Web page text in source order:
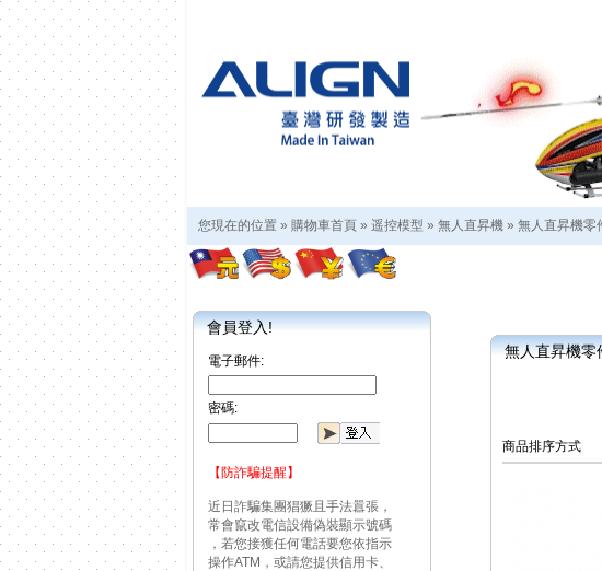
您現在的位置 » 購物車首頁 » 遥控模型 » 無人直昇機 » 無人直昇機零
會員登入!
電子郵件:
密碼:
【防詐騙提醒】
近日詐騙集團猖獗且手法囂張，
常會竄改電信設備偽裝顯示號碼
，若您接獲任何電話要您依指示
操作ATM，或請您提供信用卡、
無人直昇機零
商品排序方式